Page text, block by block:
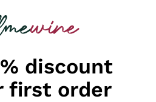
discount
first order